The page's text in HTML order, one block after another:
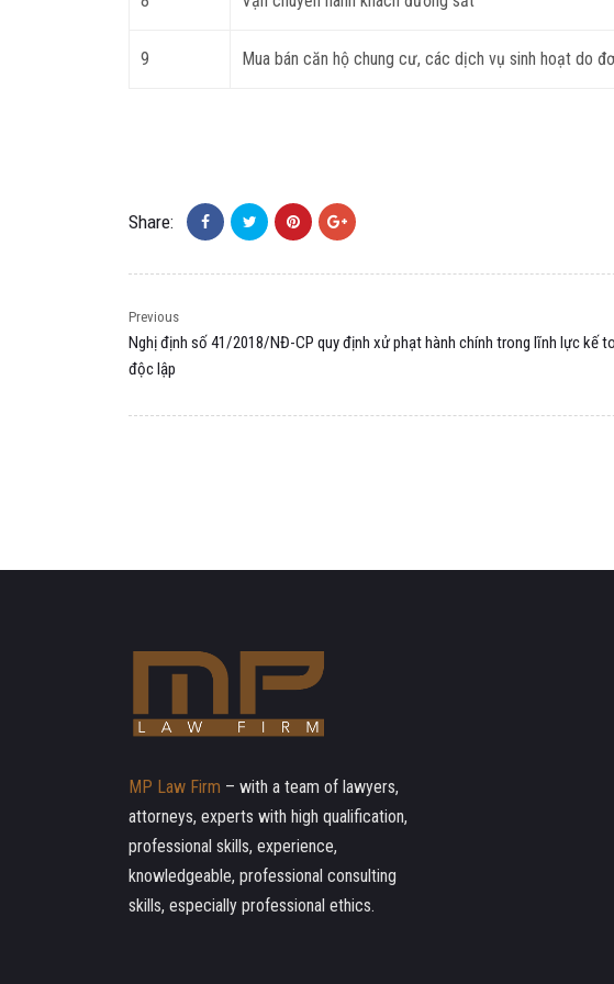
9 Mua bán căn hộ chung cư, các dịch vụ sinh hoạt do
Share:
Previous
Nghị định số 41/2018/NĐ-CP quy định xử phạt hành chính trong lĩnh lực kế
độc lập
MP Law Firm – with a team of lawyers,
attorneys, experts with high qualification,
professional skills, experience,
knowledgeable, professional consulting
skills, especially professional ethics.